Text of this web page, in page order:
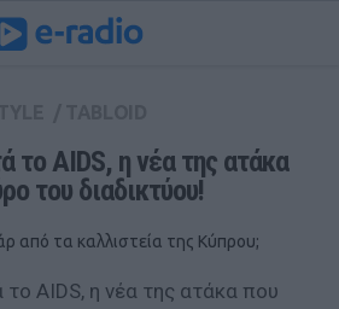
AIDS, η νέα της ατάκα
του διαδικτύου!
από τα καλλιστεία της Κύπρου;